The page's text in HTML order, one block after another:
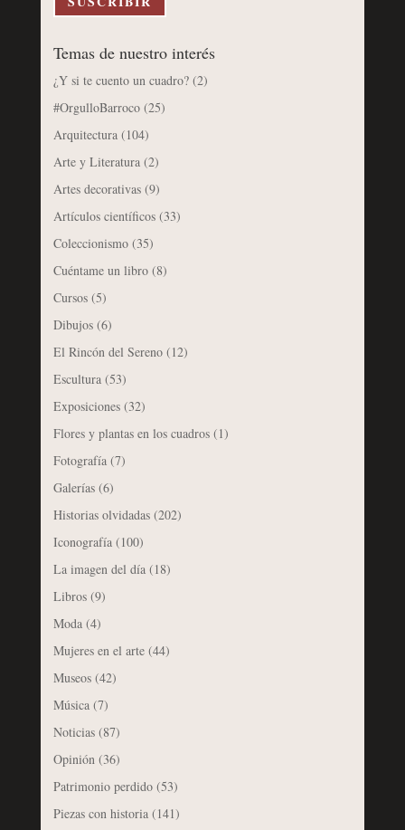
Temas de nuestro interés
¿Y si te cuento un cuadro?(2)
#OrgulloBarroco(25)
Arquitectura(104)
Arte y Literatura(2)
Artes decorativas(9)
Artículos científicos(33)
Coleccionismo(35)
Cuéntame un libro(8)
Cursos(5)
Dibujos(6)
El Rincón del Sereno(12)
Escultura(53)
Exposiciones(32)
Flores y plantas en los cuadros(1)
Fotografía(7)
Galerías(6)
Historias olvidadas(202)
Iconografía(100)
La imagen del día(18)
Libros(9)
Moda(4)
Mujeres en el arte(44)
Museos(42)
Música(7)
Noticias(87)
Opinión(36)
Patrimonio perdido(53)
Piezas con historia(141)